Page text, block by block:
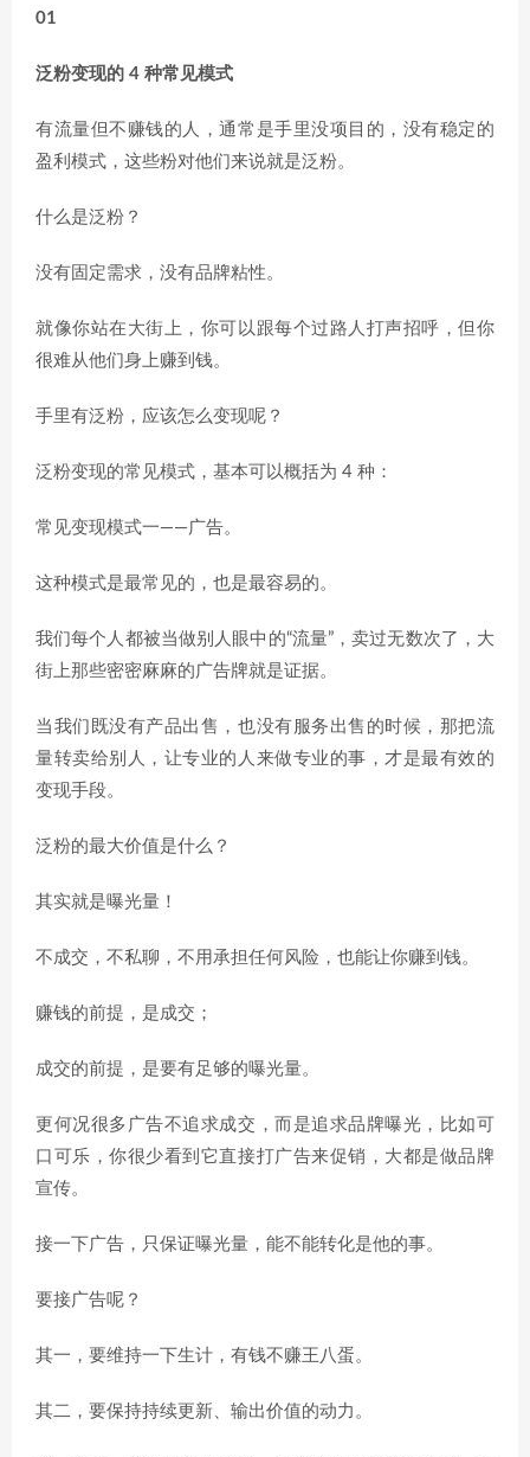
01
泛粉变现的 4 种常见模式
有流量但不赚钱的人，通常是手里没项目的，没有稳定的
盈利模式，这些粉对他们来说就是泛粉。
什么是泛粉？
没有固定需求，没有品牌粘性。
就像你站在大街上，你可以跟每个过路人打声招呼，但你
很难从他们身上赚到钱。
手里有泛粉，应该怎么变现呢？
泛粉变现的常见模式，基本可以概括为 4 种：
常见变现模式一——广告。
这种模式是最常见的，也是最容易的。
我们每个人都被当做别人眼中的“流量”，卖过无数次了，大
街上那些密密麻麻的广告牌就是证据。
当我们既没有产品出售，也没有服务出售的时候，那把流
量转卖给别人，让专业的人来做专业的事，才是最有效的
变现手段。
泛粉的最大价值是什么？
其实就是曝光量！
不成交，不私聊，不用承担任何风险，也能让你赚到钱。
赚钱的前提，是成交；
成交的前提，是要有足够的曝光量。
更何况很多广告不追求成交，而是追求品牌曝光，比如可
口可乐，你很少看到它直接打广告来促销，大都是做品牌
宣传。
接一下广告，只保证曝光量，能不能转化是他的事。
要接广告呢？
其一，要维持一下生计，有钱不赚王八蛋。
其二，要保持持续更新、输出价值的动力。